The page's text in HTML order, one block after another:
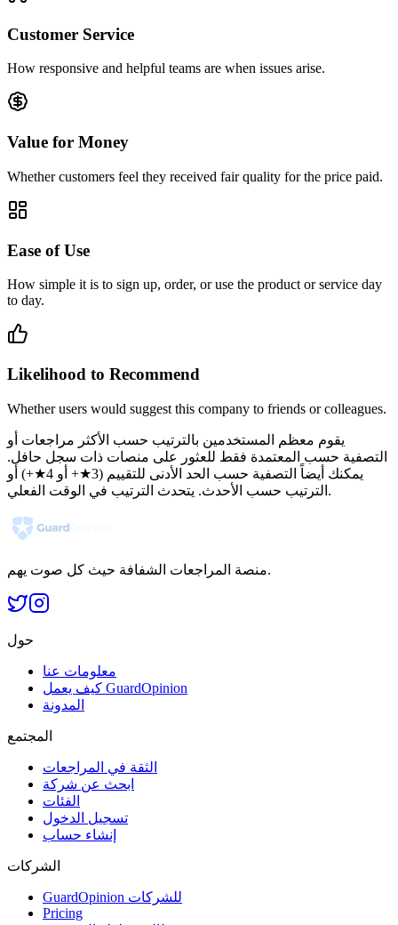
Customer Service
How responsive and helpful teams are when issues arise.
Value for Money
Whether customers feel they received fair quality for the price paid.
Ease of Use
How simple it is to sign up, order, or use the product or service day
to day.
Likelihood to Recommend
Whether users would suggest this company to friends or colleagues.
يقوم معظم المستخدمين بالترتيب حسب الأكثر مراجعات أو
التصفية حسب المعتمدة فقط للعثور على منصات ذات سجل حافل.
يمكنك أيضاً التصفية حسب الحد الأدنى للتقييم (3★+ أو 4★+) أو
الترتيب حسب الأحدث. يتحدث الترتيب في الوقت الفعلي.
منصة المراجعات الشفافة حيث كل صوت يهم.
حول
معلومات عنا
كيف يعمل GuardOpinion
المدونة
المجتمع
الثقة في المراجعات
ابحث عن شركة
الفئات
تسجيل الدخول
إنشاء حساب
الشركات
GuardOpinion للشركات
Pricing